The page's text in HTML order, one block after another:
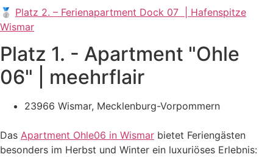
🥈 Platz 2. – Ferienapartment Dock 07 | Hafenspitze
Wismar
Platz 1. - Apartment "Ohle
06" | meehrflair​
23966 Wismar, Mecklenburg-Vorpommern
Das Apartment Ohle06 in Wismar bietet Feriengästen
besonders im Herbst und Winter ein luxuriöses Erlebnis: